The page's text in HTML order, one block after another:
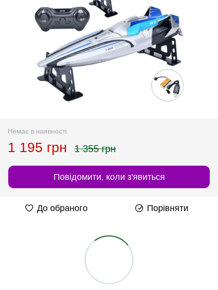
Немає в наявності
1 195 грн 1 355 грн
Повідомити, коли з'явиться
До обраного Порівняти